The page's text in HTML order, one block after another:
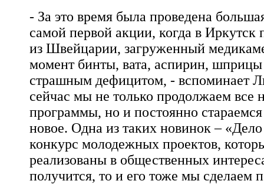
- За это время была проведена
самой первой акции, когда в Иркутск
из Швейцарии, загруженный
момент бинты, вата, аспирин, шприцы
страшным дефицитом, - вспоминает
сейчас мы не только продолжаем все
программы, но и постоянно
новое. Одна из таких новинок –
конкурс молодежных проектов,
реализованы в общественных
получится, то и его тоже мы сделаем